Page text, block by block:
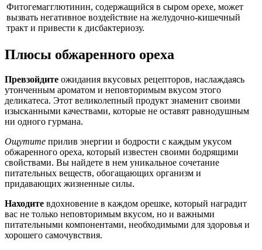
Фитогемагглютинин, содержащийся в сыром орехе, может
вызвать негативное воздействие на желудочно-кишечный
тракт и привести к дисбактериозу.
Плюсы обжаренного ореха
Превзойдите ожидания вкусовых рецепторов, наслаждаясь
утонченным ароматом и неповторимым вкусом этого
деликатеса. Этот великолепный продукт знаменит своими
изысканными качествами, которые не оставят равнодушным
ни одного гурмана.
Ощутите прилив энергии и бодрости с каждым укусом
обжаренного ореха, который известен своими бодрящими
свойствами. Вы найдете в нем уникальное сочетание
питательных веществ, обогащающих организм и
придавающих жизненные силы.
Находите вдохновение в каждом орешке, который наградит
вас не только неповторимым вкусом, но и важными
питательными компонентами, необходимыми для здоровья и
хорошего самочувствия.